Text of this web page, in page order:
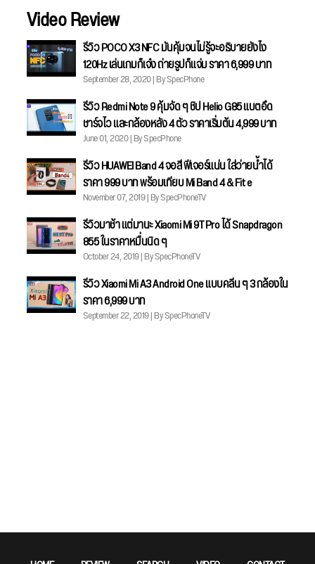
Video Review
รีวิว POCO X3 NFC มันคุ้มจนไม่รู้จะอธิบายยังไง
120Hz เล่นเกมก็เจ๋ง ถ่ายรูปก็แจ่ม ราคา 6,999 บาท
September 28, 2020 | By SpecPhone
รีวิว Redmi Note 9 คุ้มจัด ๆ ชิป Helio G85 แบตอึด
ชาร์จไว และกล้องหลัง 4 ตัว ราคาเริ่มต้น 4,999 บาท
June 01, 2020 | By SpecPhone
รีวิว HUAWEI Band 4 จอสี ฟีเจอร์แน่น ใส่ว่ายน้ำได้
ราคา 999 บาท พร้อมเทียบ Mi Band 4 & Fit e
November 07, 2019 | By SpecPhoneTV
รีวิวมาช้า แต่มานะ Xiaomi Mi 9T Pro ได้ Snapdragon
855 ในราคาหมื่นนิด ๆ
October 24, 2019 | By SpecPhoneTV
รีวิว Xiaomi Mi A3 Android One แบบคลีน ๆ 3 กล้องใน
ราคา 6,999 บาท
September 22, 2019 | By SpecPhoneTV